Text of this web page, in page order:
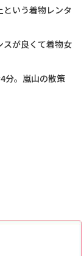
という着物レンタ
スが良くて着物女
分。嵐山の散策